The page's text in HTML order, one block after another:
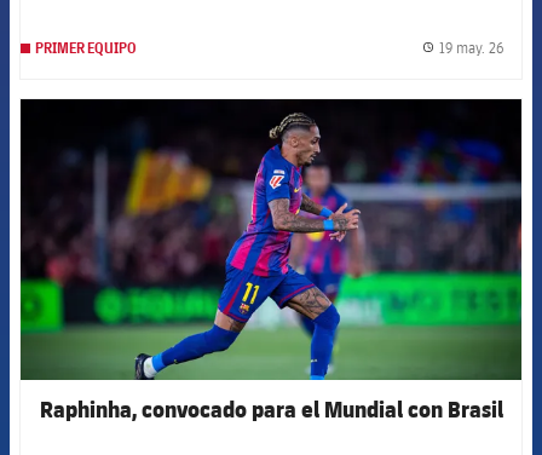
PRIMER EQUIPO 19 may. 26
FCB Barcelona badge
Raphinha, convocado para el Mundial con Brasil